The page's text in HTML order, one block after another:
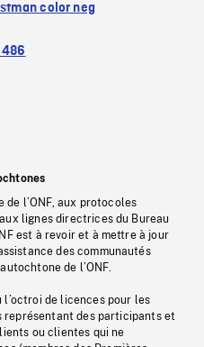
color neg
486
l’ONF, aux protocoles
lignes directrices du Bureau
est à revoir et à mettre à jour
des communautés
de l’ONF.
l’octroi de licences pour les
des participants et
ou clientes qui ne